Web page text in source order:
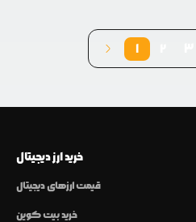
1
خرید ارز دیجیتال
قیمت ارزهای دیجیتال
خرید بیت کوین